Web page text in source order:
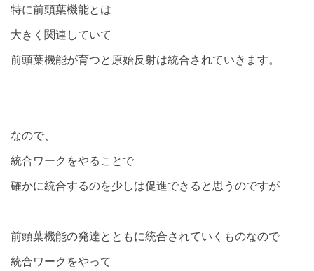
特に前頭葉機能とは
大きく関連していて
前頭葉機能が育つと原始反射は統合されていきます。
なので、
統合ワークをやることで
確かに統合するのを少しは促進できると思うのですが
前頭葉機能の発達とともに統合されていくものなので
統合ワークをやって